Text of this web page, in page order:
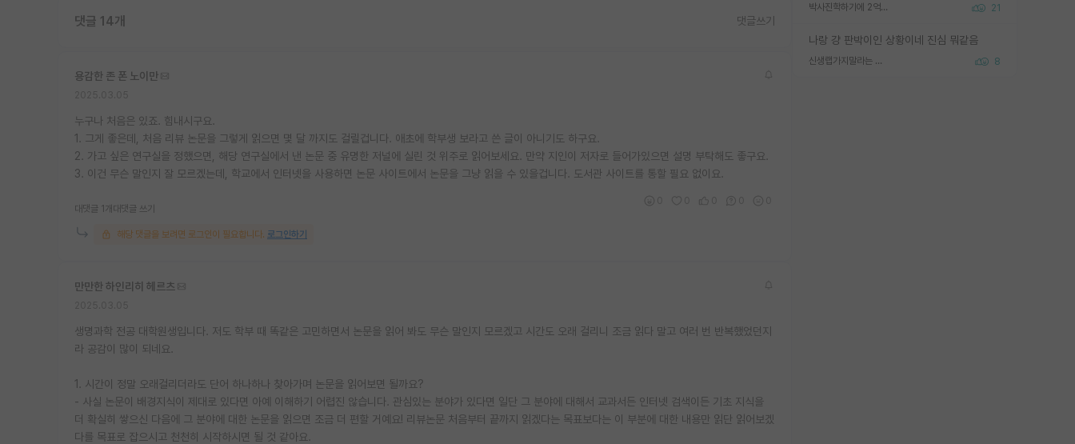
박사진학하기에 2억은 괜찮은 (?) 정도의 경제력인가요 21
나랑 걍 판박이인 상황이네 진심 뭐같음
신생랩가지말라는 이유가 있었구나 8
댓글 14개 댓글쓰기
용감한 존 폰 노이만
누구나 처음은 있죠. 힘내시구요.
1. 그게 좋은데, 처음 리뷰 논문을 그렇게 읽으면 몇 달 까지도 걸릴겁니다. 애초에 학부생 보라고 쓴 글이 아니기도 하구요.
2. 가고 싶은 연구실을 정했으면, 해당 연구실에서 낸 논문 중 유명한 저널에 실린 것 위주로 읽어보세요. 만약 지인이 저자로 들어가있으면 설명 부탁해도 좋구요.
3. 이건 무슨 말인지 잘 모르겠는데, 학교에서 인터넷을 사용하면 논문 사이트에서 논문을 그냥 읽을 수 있을겁니다. 도서관 사이트를 통할 필요 없이요.
대댓글 1개 대댓글 쓰기
해당 댓글을 보려면 로그인이 필요합니다. 로그인하기
만만한 하인리히 헤르츠
생명과학 전공 대학원생입니다. 저도 학부 때 똑같은 고민하면서 논문을 읽어 봐도 무슨 말인지 모르겠고 시간도 오래 걸리니 조금 읽다 말고 여러 번 반복했었던지
라 공감이 많이 되네요.
1. 시간이 정말 오래걸리더라도 단어 하나하나 찾아가며 논문을 읽어보면 될까요?
- 사실 논문이 배경지식이 제대로 있다면 아예 이해하기 어렵진 않습니다. 관심있는 분야가 있다면 일단 그 분야에 대해서 교과서든 인터넷 검색이든 기초 지식을
더 확실히 쌓으신 다음에 그 분야에 대한 논문을 읽으면 조금 더 편할 거예요! 리뷰논문 처음부터 끝까지 읽겠다는 목표보다는 이 부분에 대한 내용만 읽단 읽어보겠
다를 목표로 잡으시고 천천히 시작하시면 될 것 같아요.